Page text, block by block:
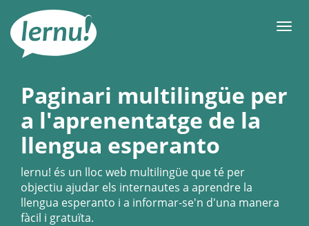
contingut
Paginari multilingüe per
a l'aprenentatge de la
llengua esperanto
lernu! és un lloc web multilingüe que té per
objectiu ajudar els internautes a aprendre la
llengua esperanto i a informar-se'n d'una manera
fàcil i gratuïta.